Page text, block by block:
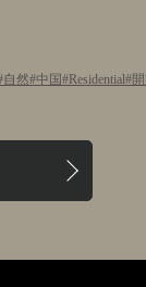
自然 中国 Residential